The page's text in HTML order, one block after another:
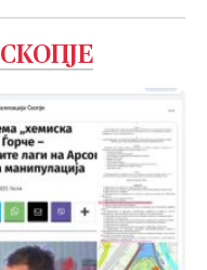
СКОПЈЕ